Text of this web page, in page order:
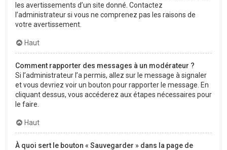
les avertissements d’un site donné. Contactez
l’administrateur si vous ne comprenez pas les raisons de
votre avertissement.
Haut
Comment rapporter des messages à un modérateur ?
Si l’administrateur l’a permis, allez sur le message à signaler
et vous devriez voir un bouton pour rapporter le message. En
cliquant dessus, vous accéderez aux étapes nécessaires pour
le faire.
Haut
À quoi sert le bouton « Sauvegarder » dans la page de